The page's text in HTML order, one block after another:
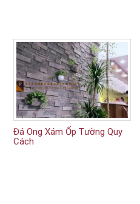
Đá Ong Xám Ốp Tường Quy
Cách